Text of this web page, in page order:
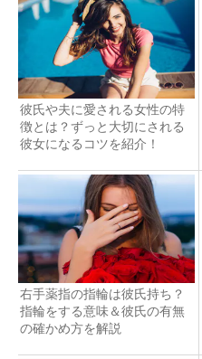
彼氏や夫に愛される女性の特
徴とは？ずっと大切にされる
彼女になるコツを紹介！
右手薬指の指輪は彼氏持ち？
指輪をする意味＆彼氏の有無
の確かめ方を解説